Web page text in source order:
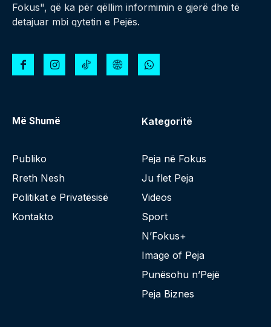
Fokus", që ka për qëllim informimin e gjerë dhe të
detajuar mbi qytetin e Pejës.
Më Shumë
Publiko
Rreth Nesh
Politikat e Privatësisë
Kontakto
Kategoritë
Peja në Fokus
Ju flet Peja
Videos
Sport
N’Fokus+
Image of Peja
Punësohu n’Pejë
Peja Biznes